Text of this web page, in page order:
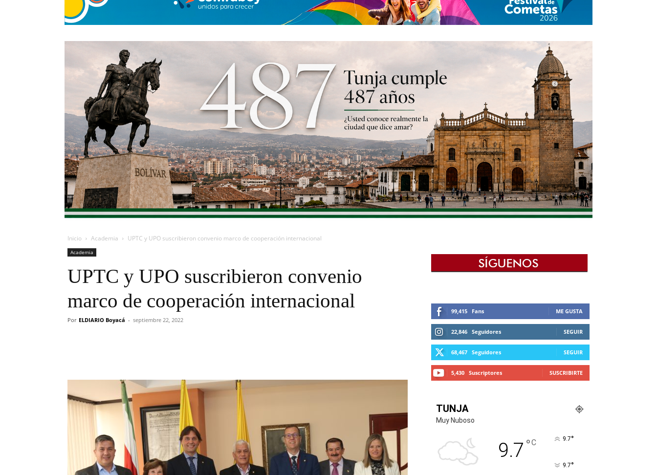
Inicio Academia UPTC y UPO suscribieron convenio marco de cooperación internacional
Academia
UPTC y UPO suscribieron convenio
marco de cooperación internacional
Por ELDIARIO Boyacá - septiembre 22, 2022
99,415 Fans ME GUSTA
22,846 Seguidores SEGUIR
68,467 Seguidores SEGUIR
5,430 Suscriptores SUSCRIBIRTE
TUNJA
Muy Nuboso
9.7 °C 9.7°
9.7°